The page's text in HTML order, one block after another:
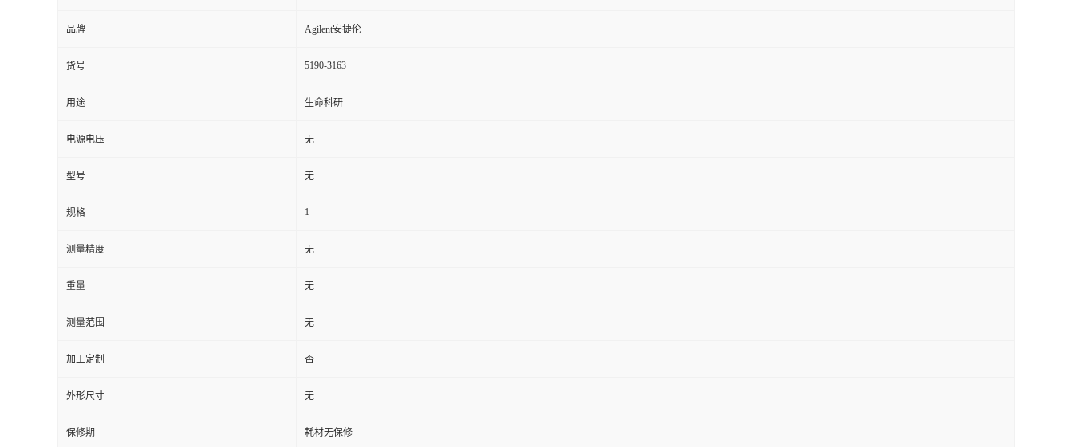
品牌 Agilent安捷伦
货号 5190-3163
用途 生命科研
电源电压 无
型号 无
规格 1
测量精度 无
重量 无
测量范围 无
加工定制 否
外形尺寸 无
保修期 耗材无保修